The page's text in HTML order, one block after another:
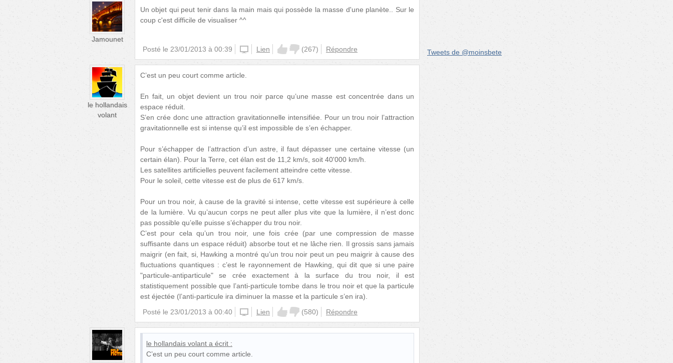
Jamounet
Un objet qui peut tenir dans la main mais qui possède la masse d'une planète.. Sur le
coup c'est difficile de visualiser ^^
Posté le 23/01/2013 à 00:39 iphoneLien (267) Répondre
le hollandais
volant
C’est un peu court comme article.
En fait, un objet devient un trou noir parce qu’une masse est concentrée dans un
espace réduit.
S’en crée donc une attraction gravitationnelle intensifiée. Pour un trou noir l’attraction
gravitationnelle est si intense qu’il est impossible de s’en échapper.
Pour s’échapper de l’attraction d’un astre, il faut dépasser une certaine vitesse (un
certain élan). Pour la Terre, cet élan est de 11,2 km/s, soit 40'000 km/h.
Les satellites artificielles peuvent facilement atteindre cette vitesse.
Pour le soleil, cette vitesse est de plus de 617 km/s.
Pour un trou noir, à cause de la gravité si intense, cette vitesse est supérieure à celle
de la lumière. Vu qu’aucun corps ne peut aller plus vite que la lumière, il n’est donc
pas possible qu’elle puisse s’échapper du trou noir.
C’est pour cela qu’un trou noir, une fois crée (par une compression de masse
suffisante dans un espace réduit) absorbe tout et ne lâche rien. Il grossis sans jamais
maigrir (en fait, si, Hawking a montré qu’un trou noir peut un peu maigrir à cause des
fluctuations quantiques : c’est le rayonnement de Hawking, qui dit que si une paire
"particule-antiparticule" se crée exactement à la surface du trou noir, il est
statistiquement possible que l’anti-particule tombe dans le trou noir et que la particule
est éjectée (l’anti-particule ira diminuer la masse et la particule s’en ira).
Posté le 23/01/2013 à 00:40 websiteLien (580) Répondre
le hollandais volant a écrit :
C’est un peu court comme article.
Tweets de @moinsbete